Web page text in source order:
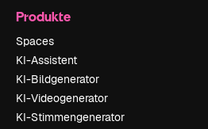
Produkte
Spaces
KI-Assistent
KI-Bildgenerator
KI-Videogenerator
KI-Stimmengenerator